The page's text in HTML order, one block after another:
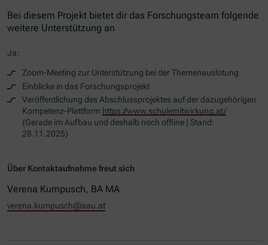
Bei diesem Projekt bietet dir das Forschungsteam folgende
weitere Unterstützung an
Ja:
Zoom-Meeting zur Unterstützung bei der Themenauslotung
Einblicke in das Forschungsprojekt
Veröffentlichung des Abschlussprojektes auf der dazugehörigen
Kompetenz-Plattform https://www.schulemitwirkung.at/
(Gerade im Aufbau und deshalb noch offline | Stand:
28.11.2025)
Über Kontaktaufnahme freut sich
Verena Kumpusch, BA MA
verena.kumpusch@aau.at